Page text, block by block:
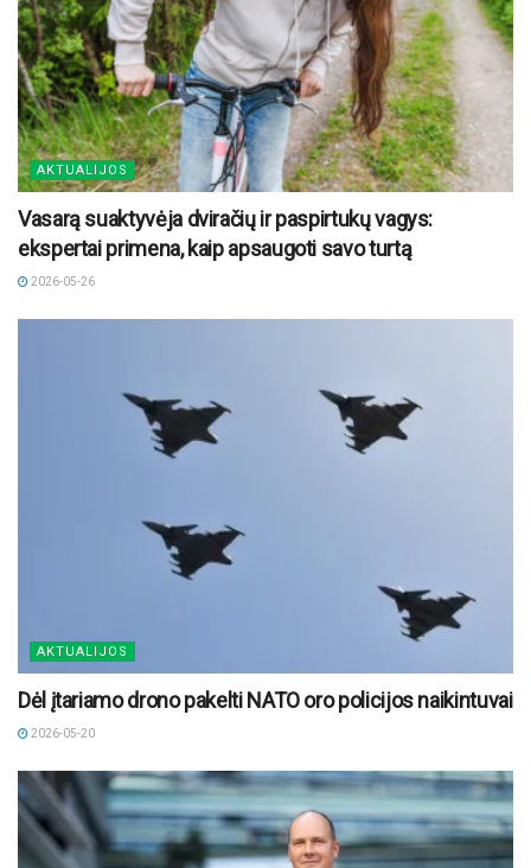
AKTUALIJOS
Vasarą suaktyvėja dviračių ir paspirtukų vagys:
ekspertai primena, kaip apsaugoti savo turtą
2026-05-26
AKTUALIJOS
Dėl įtariamo drono pakelti NATO oro policijos naikintuvai
2026-05-20